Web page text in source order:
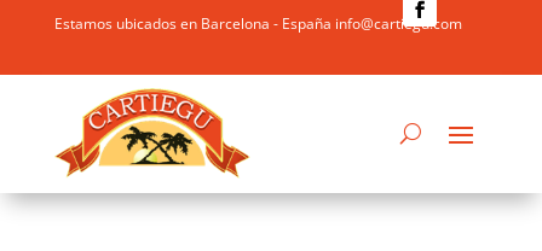
Estamos ubicados en Barcelona - España info@cartiegu.com